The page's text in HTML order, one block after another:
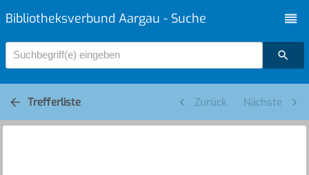
Bibliotheksverbund Aargau - Suche
Suchbegriff(e) eingeben
Trefferliste Zurück Nächste